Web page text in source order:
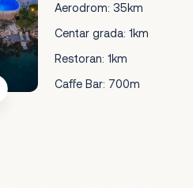
Aerodrom: 35km
Centar grada: 1km
Restoran: 1km
Caffe Bar: 700m